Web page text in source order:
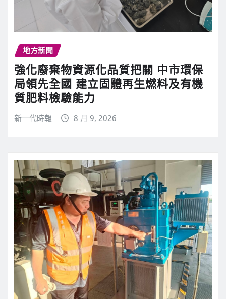
地方新聞
強化廢棄物資源化品質把關 中市環保
局領先全國 建立固體再生燃料及有機
質肥料檢驗能力
新一代時報 8 月 9, 2026